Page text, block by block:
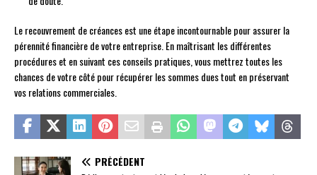
Le recouvrement de créances est une étape incontournable pour assurer la
pérennité financière de votre entreprise. En maîtrisant les différentes
procédures et en suivant ces conseils pratiques, vous mettrez toutes les
chances de votre côté pour récupérer les sommes dues tout en préservant
vos relations commerciales.
PRÉCÉDENT